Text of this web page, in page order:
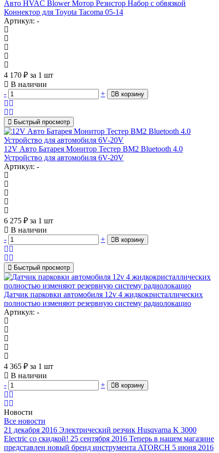
Авто HVAC Blower Мотор Резистор Набор с обвязкой
Коннектор для Toyota Tacoma 05-14
Артикул: -
4 170 ₽ за 1 шт
В наличии
-
+ В корзину
Быстрый просмотр
12V Авто Батарея Монитор Тестер BM2 Bluetooth 4.0
Устройство для автомобиля 6V-20V
Артикул: -
6 275 ₽ за 1 шт
В наличии
-
+ В корзину
Быстрый просмотр
Датчик парковки автомобиля 12v 4 жидкокристаллических
полностью изменяют резервную систему радиолокацио
Артикул: -
4 365 ₽ за 1 шт
В наличии
-
+ В корзину
Новости
Все новости
21 декабря 2016 Электрический резчик Husqvarna K 3000
Electric со скидкой! 25 сентября 2016 Теперь в нашем магазине
представлен новый бренд инструмента ATORCH 5 июня 2016